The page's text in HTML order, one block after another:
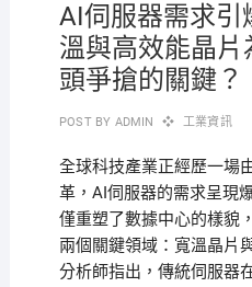
AI伺服器需求引
溫與高效能晶
頭爭搶的關鍵？
POST BY ADMIN 工業資訊
全球科技產業正經歷一場
革，AI伺服器的需求呈現
僅重塑了數據中心的樣貌
兩個關鍵領域：寬溫晶片
分析師指出，傳統伺服器